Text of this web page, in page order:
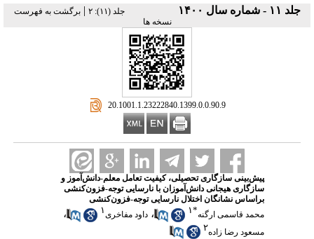
جلد ۱۱ - شماره سال ۱۴۰۰ ‫جلد (۱۱): ۲ |برگشت به فهرست
نسخه ها
‎ 20.1001.1.23222840.1399.0.0.90.9
پیش‌بینی سازگاری تحصیلی، کیفیت تعامل معلم-دانش‌آموز و
سازگاری هیجانی دانش‌آموزان با نارسایی توجه-فزون‌کنشی
براساس نشانگان اختلال نارسایی توجه-فزون‌کنشی
محمد قاسمی ارگنه*۱ ، داود مفاخری۱ ،
مسعود رضا زاده۲